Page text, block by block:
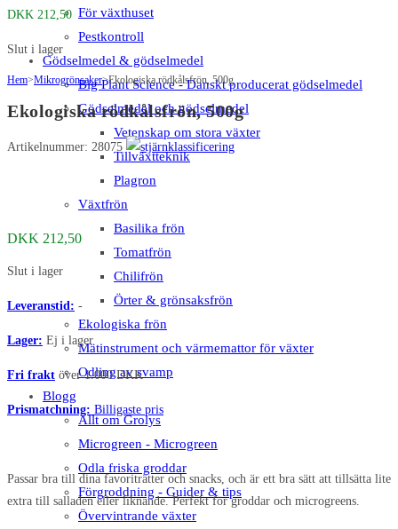
För växthuset
Pestkontroll
Gödselmedel & gödselmedel
Big Plant Science - Danskt producerat gödselmedel
Gödselmedel och gödselmedel
Vetenskap om stora växter
Tillväxtteknik
Plagron
Växtfrön
Basilika frön
Tomatfrön
Chilifrön
Örter & grönsaksfrön
Ekologiska frön
Mätinstrument och värmemattor för växter
Odling av svamp
Blogg
Allt om Grolys
Microgreen - Microgreen
Odla friska groddar
Förgroddning - Guider & tips
Övervintrande växter
DKK 212,50
Slut i lager
Hem>Mikrogrönsaker>Ekologiska rödkålsfrön, 500g
Ekologiska rödkålsfrön, 500g
Artikelnummer: 28075
DKK 212,50
Slut i lager
Leveranstid: -
Lager: Ej i lager
Fri frakt över 1.000 DKK
Prismatchning: Billigaste pris
Passar bra till dina favoriträtter och snacks, och är ett bra sätt att tillsätta lite
extra till salladen eller liknande. Perfekt för groddar och microgreens.